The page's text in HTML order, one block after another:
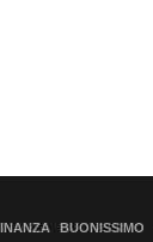
BUONISSIMO